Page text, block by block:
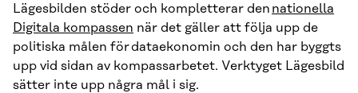
Lägesbilden stöder och kompletterar den nationella
Digitala kompassen när det gäller att följa upp de
politiska målen för dataekonomin och den har byggts
upp vid sidan av kompassarbetet. Verktyget Lägesbild
sätter inte upp några mål i sig.